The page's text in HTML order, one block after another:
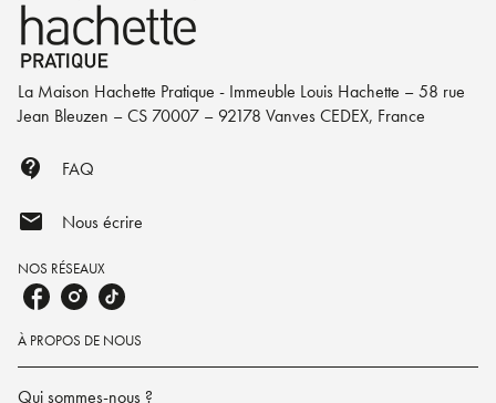
La Maison Hachette Pratique - Immeuble Louis Hachette – 58 rue
Jean Bleuzen – CS 70007 – 92178 Vanves CEDEX, France
contact_support FAQ
mail Nous écrire
NOS RÉSEAUX
À PROPOS DE NOUS
Qui sommes-nous ?